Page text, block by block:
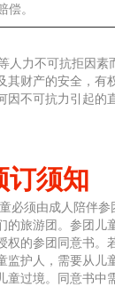
偿。
人力不可抗拒因素
其财产的安全，有
因不可抗力引起的
订须知
必须由成人陪伴参
的旅游团。参团儿
权的参团同意书。
监护人，需要从儿
童过境。同意书中